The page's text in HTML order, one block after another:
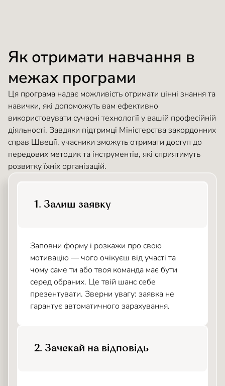
Як отримати навчання в
межах програми
Ця програма надає можливість отримати цінні знання та
навички, які допоможуть вам ефективно
використовувати сучасні технології у вашій професійній
діяльності. Завдяки підтримці Міністерства закордонних
справ Швеції, учасники зможуть отримати доступ до
передових методик та інструментів, які сприятимуть
розвитку їхніх організацій.
1. Залиш заявку
Заповни форму і розкажи про свою
мотивацію — чого очікуєш від участі та
чому саме ти або твоя команда має бути
серед обраних. Це твій шанс себе
презентувати. Зверни увагу: заявка не
гарантує автоматичного зарахування.
2. Зачекай на відповідь